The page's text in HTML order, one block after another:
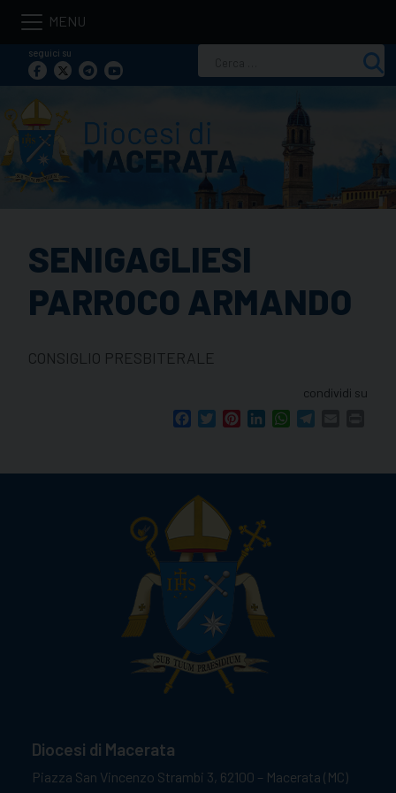
Skip
contentseguici su
per:
SENIGAGLIESI
PARROCO ARMANDO
CONSIGLIO PRESBITERALE
condividi su
FacebookTwitterPinterestLinkedInWhatsApp
Diocesi di Macerata
Piazza San Vincenzo Strambi 3, 62100 – Macerata (MC)